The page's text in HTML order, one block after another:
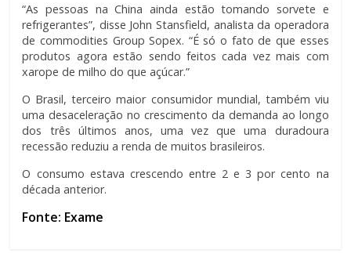
“As pessoas na China ainda estão tomando sorvete e
refrigerantes”, disse John Stansfield, analista da operadora
de commodities Group Sopex. “É só o fato de que esses
produtos agora estão sendo feitos cada vez mais com
xarope de milho do que açúcar.”
O Brasil, terceiro maior consumidor mundial, também viu
uma desaceleração no crescimento da demanda ao longo
dos três últimos anos, uma vez que uma duradoura
recessão reduziu a renda de muitos brasileiros.
O consumo estava crescendo entre 2 e 3 por cento na
década anterior.
Fonte: Exame